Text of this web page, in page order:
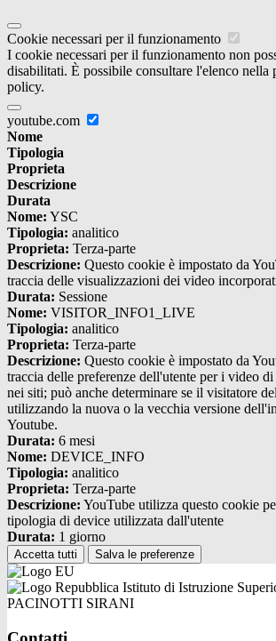
Cookie necessari per il funzionamento
I cookie necessari per il funzionamento non
disabilitati. È possibile consultare l'elenco nella
policy.
youtube.com
Nome
Tipologia
Proprieta
Descrizione
Durata
Nome: YSC
Tipologia: analitico
Proprieta: Terza-parte
Descrizione: Questo cookie è impostato da
traccia delle visualizzazioni dei video
Durata: Sessione
Nome: VISITOR_INFO1_LIVE
Tipologia: analitico
Proprieta: Terza-parte
Descrizione: Questo cookie è impostato da
traccia delle preferenze dell'utente per i video
nei siti; può anche determinare se il visitatore
utilizzando la nuova o la vecchia versione
Youtube.
Durata: 6 mesi
Nome: DEVICE_INFO
Tipologia: analitico
Proprieta: Terza-parte
Descrizione: YouTube utilizza questo cookie
tipologia di device utilizzata dall'utente
Durata: 1 giorno
Accetta tutti Salva le preferenze
Istituto di Istruzione
PACINOTTI SIRANI